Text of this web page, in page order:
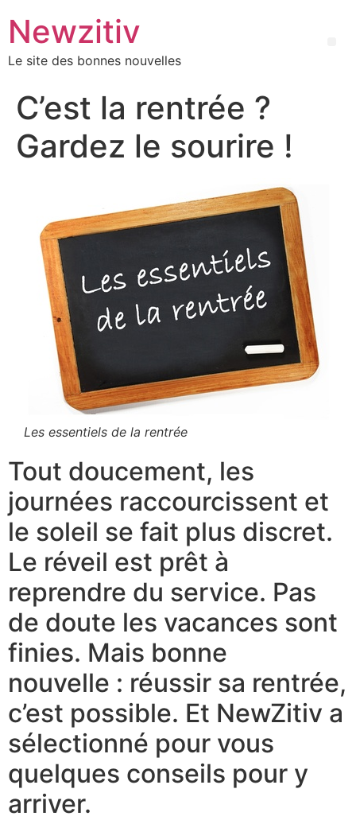
Newzitiv
Le site des bonnes nouvelles
C’est la rentrée ?
Gardez le sourire !
Les essentiels de la rentrée
Tout doucement, les
journées raccourcissent et
le soleil se fait plus discret.
Le réveil est prêt à
reprendre du service. Pas
de doute les vacances sont
finies. Mais bonne
nouvelle : réussir sa rentrée,
c’est possible. Et NewZitiv a
sélectionné pour vous
quelques conseils pour y
arriver.